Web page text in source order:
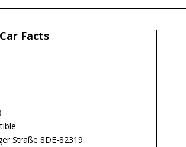
Car Facts
Straße 8DE-82319